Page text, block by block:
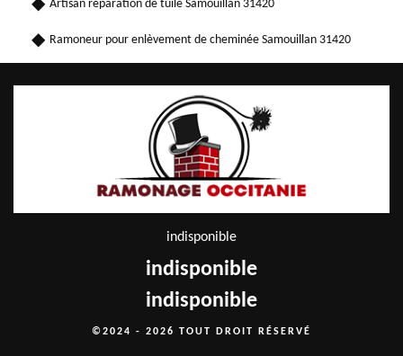
Artisan réparation de tuile Samouillan 31420
Ramoneur pour enlèvement de cheminée Samouillan 31420
indisponible
indisponible
indisponible
©2024 - 2026 TOUT DROIT RÉSERVÉ